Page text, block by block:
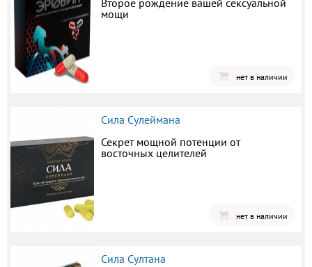
Второе рождение вашей сексуальной
мощи
нет в наличии
Сила Сулеймана
Секрет мощной потенции от
восточных целителей
нет в наличии
Сила Султана